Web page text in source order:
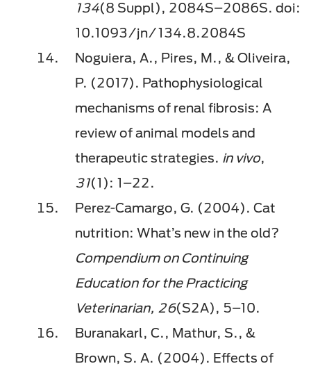
134(8 Suppl), 2084S–2086S. doi:
10.1093/jn/134.8.2084S
Noguiera, A., Pires, M., & Oliveira,
P. (2017). Pathophysiological
mechanisms of renal fibrosis: A
review of animal models and
therapeutic strategies. in vivo,
31(1): 1–22.
Perez-Camargo, G. (2004). Cat
nutrition: What’s new in the old?
Compendium on Continuing
Education for the Practicing
Veterinarian, 26(S2A), 5–10.
Buranakarl, C., Mathur, S., &
Brown, S. A. (2004). Effects of